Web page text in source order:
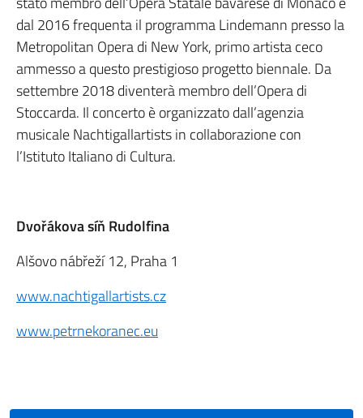
dal 2016 frequenta il programma Lindemann presso la
Metropolitan Opera di New York, primo artista ceco
ammesso a questo prestigioso progetto biennale. Da
settembre 2018 diventerà membro dell’Opera di
Stoccarda. Il concerto è organizzato dall’agenzia
musicale Nachtigallartists in collaborazione con
l’Istituto Italiano di Cultura.
Dvořákova síň Rudolfina
Alšovo nábřeží 12, Praha 1
www.nachtigallartists.cz
www.petrnekoranec.eu